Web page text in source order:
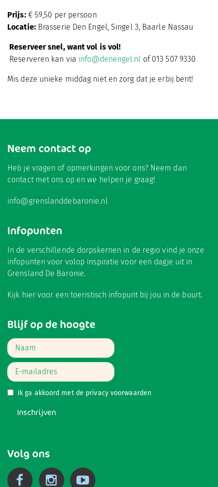
Prijs:€ 59,50 per persoon
Locatie:Brasserie Den Engel, Singel 3, Baarle Nassau
Reserveer snel, want vol is vol!
Reserveren kan via info@denengel.nl of 013 507 9330
Mis deze unieke middag niet en zorg dat je erbij bent!
Neem contact op
Heb je vragen of opmerkingen voor ons? Neem dan
contact met ons op en we helpen je graag!
info@grenslanddebaronie.nl
Infopunten
In de verschillende dorpskernen in de regio vind je onze
infopunten voor volop inspiratie voor een dagje uit in
Grensland De Baronie.
Kijk hiervoor een toeristisch infopunt bij jou in de buurt.
Blijf op de hoogte
Ik ga akkoord met de privacy voorwaarden
Inschrijven
Volg ons